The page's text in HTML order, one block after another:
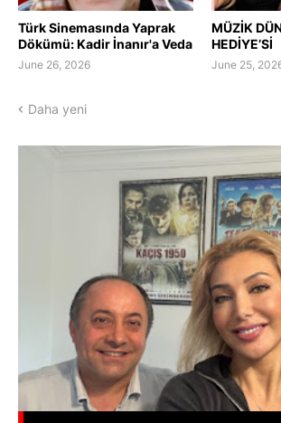
Türk Sinemasında Yaprak
Dökümü: Kadir İnanır'a Veda
June 26, 2026
MÜZİK
HEDİYE’Sİ
June 25,
Daha yeni
Genç Oyuncu Ece İrtem